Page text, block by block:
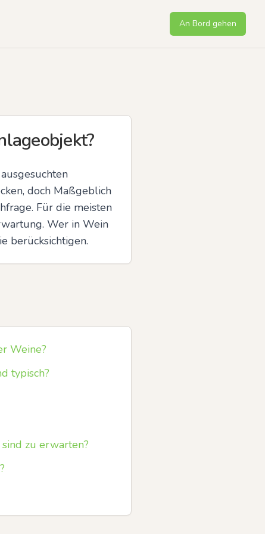
An Bord gehen
doch Maßgeblich
Für die meisten
Wer in Wein
berücksichtigen.
Weine?
typisch?
zu erwarten?